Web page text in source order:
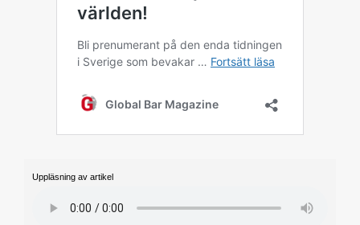
Uppläsning av artikel